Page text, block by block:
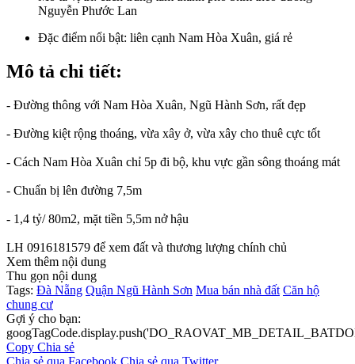
Nguyễn Phước Lan
Đặc điểm nổi bật: liên cạnh Nam Hòa Xuân, giá rẻ
Mô tả chi tiết:
- Đường thông với Nam Hòa Xuân, Ngũ Hành Sơn, rất đẹp
- Đường kiệt rộng thoáng, vừa xây ở, vừa xây cho thuê cực tốt
- Cách Nam Hòa Xuân chỉ 5p đi bộ, khu vực gần sông thoáng mát
- Chuẩn bị lên đường 7,5m
- 1,4 tỷ/ 80m2, mặt tiền 5,5m nở hậu
LH 0916181579 để xem đất và thương lượng chính chủ
Xem thêm nội dung
Thu gọn nội dung
Tags: Đà Nẵng Quận Ngũ Hành Sơn Mua bán nhà đất Căn hộ
chung cư
Gợi ý cho bạn:
Copy Chia sẻ
Chia sẻ qua Facebook Chia sẻ qua Twitter